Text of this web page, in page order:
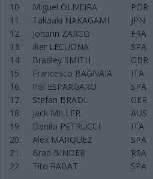
10.
Miguel OLIVEIRA POR
11.
Takaaki NAKAGAMI JPN
12.
Johann ZARCO FRA
13.
Iker LECUONA SPA
14.
Bradley SMITH GBR
15.
Francesco BAGNAIA ITA
16.
Pol ESPARGARO SPA
17.
Stefan BRADL GER
18.
Jack MILLER AUS
19.
Danilo PETRUCCI ITA
20.
Alex MARQUEZ SPA
21.
Brad BINDER RSA
22.
Tito RABAT SPA